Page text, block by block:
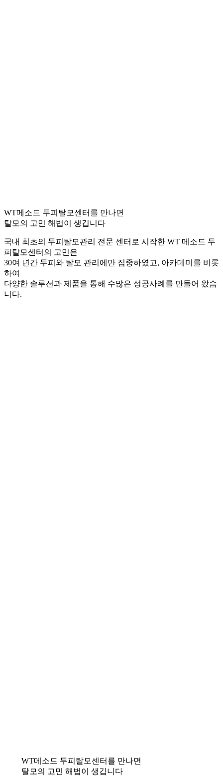
WT메소드 두피탈모센터를 만나면
탈모의 고민 해법이 생깁니다
국내 최초의 두피탈모관리 전문 센터로 시작한 WT 메소드 두
피탈모센터의 고민은
30여 년간 두피와 탈모 관리에만 집중하였고, 아카데미를 비롯
하여
다양한 솔루션과 제품을 통해 수많은 성공사례를 만들어 왔습
니다.
WT메소드 두피탈모센터를 만나면
탈모의 고민 해법이 생깁니다